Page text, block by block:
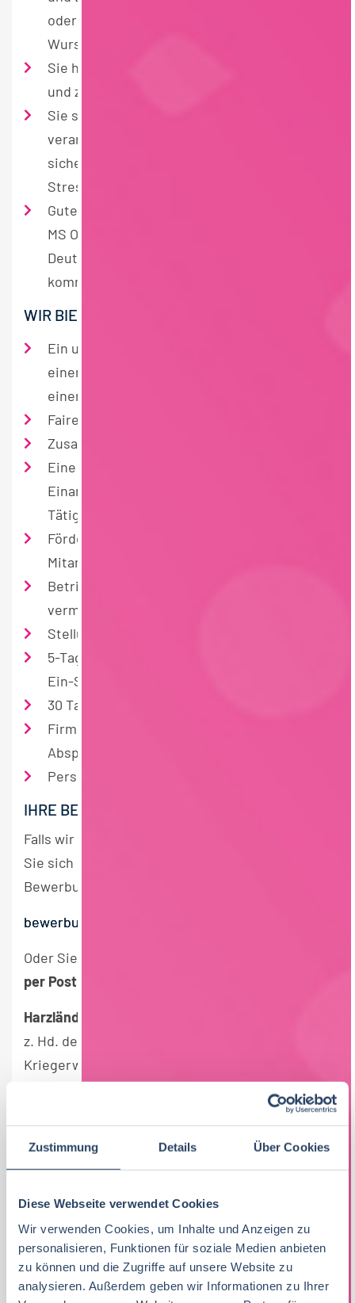
Zustimmung Details Über Cookies
Diese Webseite verwendet Cookies
Wir verwenden Cookies, um Inhalte und Anzeigen zu
personalisieren, Funktionen für soziale Medien anbieten
zu können und die Zugriffe auf unsere Website zu
analysieren. Außerdem geben wir Informationen zu Ihrer
oder BRC in der Fleisch- und
Wurstwarenbranche sammeln können
Sie haben eine gewissenhafte, strukturierte
und zielorientierte Arbeitsweise
Sie sind teamfähig, belastbar,
verantwortungsbewusst und haben ein
sicheres und freundliches Auftreten auch in
Stresssituationen
Gute Anwenderkenntnisse mit den gängigen
MS Office-Programmen und können gut in
Deutsch, sowie idealerweise in Englisch
kommunizieren
WIR BIETEN:
Ein unbefristetes Arbeitsverhältnis und
einen zukunftssicheren Arbeitsplatz in
einem wachsenden Unternehmen
Faire und leistungsgerechte Vergütung
Zusammenarbeit in einem motivierten Team
Eine umfassende und gründliche
Einarbeitung in eine abwechslungsreiche
Tätigkeit
Förderung ehrgeiziger und motivierter
Mitarbeiter
Betriebliche Altersvorsorge und
vermögenswirksame Leistungen
Stellung der Berufskleidung
5-Tage-Woche von Montag bis Freitag im
Ein-Schicht-Betrieb
30 Tage Jahresurlaub
Firmenwagen mit 1%-Regelung nach
Absprache möglich
Personalrabatte
IHRE BEWERBUNG:
Falls wir Ihr Interesse geweckt haben, bewerben
Sie sich bitte mit den üblichen
Bewerbungsunterlagen
bewerbung@harzlaender.de
Oder Sie schicken Ihre Bewerbungsunterlagen
per Post
Harzländer Spezialitäten GmbH + Co. KG
z. Hd. der Personalabteilung
Kriegerweg 5
37581 Bad Gandersheim
Sollten Sie vorab Fragen haben, so stehen wir
Ihnen gerne telefonisch zur Verfügung: 05382
7008 24
www.harzlaender.de
EINSATZORT
Bad Gandersheim